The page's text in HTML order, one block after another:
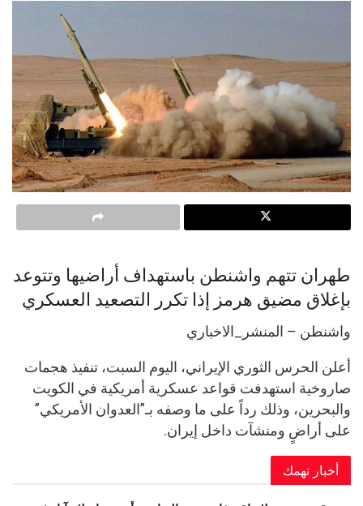
طهران تتهم واشنطن باستهداف أراضيها وتتوعد
بإغلاق مضيق هرمز إذا تكرر التصعيد العسكري
واشنطن – المنشر_الاخباري
أعلن الحرس الثوري الإيراني، اليوم السبت، تنفيذ هجمات
صاروخية استهدفت قواعد عسكرية أمريكية في الكويت
والبحرين، وذلك رداً على ما وصفه بـ”العدوان الأمريكي”
على أراضٍ ومنشآت داخل إيران.
أخبار تهمك